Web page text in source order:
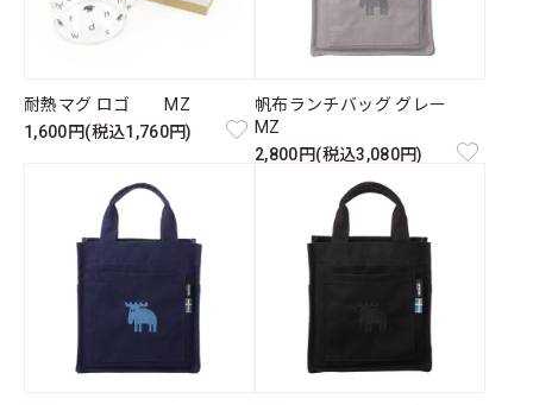
耐熱マグ ロゴ MZ
1,600円(税込1,760円)
帆布ランチバッグ グレー
MZ
2,800円(税込3,080円)